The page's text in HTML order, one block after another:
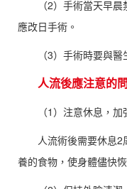
（2）手術當天早
應改日手術。
（3）手術時要與
人流後應注意的
（1）注意休息，
人流術後需要休息
養的食物，使身體儘快